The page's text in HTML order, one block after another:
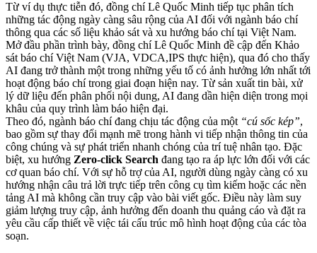
Từ ví dụ thực tiễn đó, đồng chí Lê Quốc Minh tiếp tục phân tích
những tác động ngày càng sâu rộng của AI đối với ngành báo chí
thông qua các số liệu khảo sát và xu hướng báo chí tại Việt Nam.
Mở đầu phần trình bày, đồng chí Lê Quốc Minh đề cập đến Khảo
sát báo chí Việt Nam (VJA, VDCA,IPS thực hiện), qua đó cho thấy
AI đang trở thành một trong những yếu tố có ảnh hưởng lớn nhất tới
hoạt động báo chí trong giai đoạn hiện nay. Từ sản xuất tin bài, xử
lý dữ liệu đến phân phối nội dung, AI đang dần hiện diện trong mọi
khâu của quy trình làm báo hiện đại.
Theo đó, ngành báo chí đang chịu tác động của một “cú sốc kép”,
bao gồm sự thay đổi mạnh mẽ trong hành vi tiếp nhận thông tin của
công chúng và sự phát triển nhanh chóng của trí tuệ nhân tạo. Đặc
biệt, xu hướng Zero-click Search đang tạo ra áp lực lớn đối với các
cơ quan báo chí. Với sự hỗ trợ của AI, người dùng ngày càng có xu
hướng nhận câu trả lời trực tiếp trên công cụ tìm kiếm hoặc các nền
tảng AI mà không cần truy cập vào bài viết gốc. Điều này làm suy
giảm lượng truy cập, ảnh hưởng đến doanh thu quảng cáo và đặt ra
yêu cầu cấp thiết về việc tái cấu trúc mô hình hoạt động của các tòa
soạn.